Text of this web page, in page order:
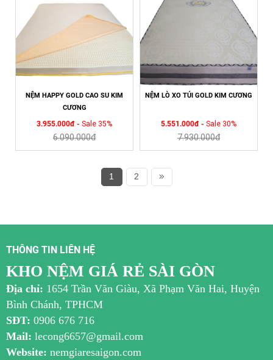
NỆM HAPPY GOLD CAO SU KIM
CƯƠNG
3.955.000đ - Sale 35%
6.090.000đ
NỆM LÒ XO TÚI GOLD KIM CƯƠNG
5.551.000đ - Sale 30%
7.930.000đ
1 2
THÔNG TIN LIÊN HỆ
KHO NỆM GIÁ RẺ SÀI GÒN
Địa chỉ: 1654 Trần Văn Giàu, Xã Phạm Văn Hai, Huyện
Bình Chánh, TPHCM
SĐT: 0906 676 716
Mail: lecong6657@gmail.com
Website: nemgiaresaigon.com